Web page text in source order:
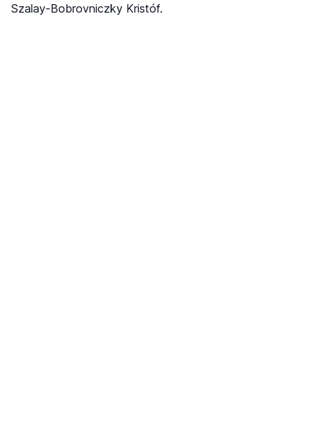
Szalay-Bobrovniczky Kristóf.